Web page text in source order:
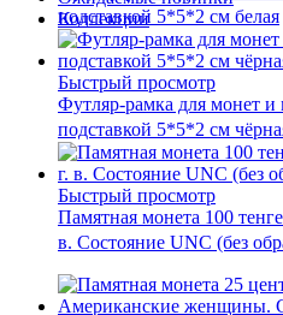
Коллекции
подставкой 5*5*2 см белая
Быстрый просмотр
Футляр-рамка для монет и
подставкой 5*5*2 см
Быстрый просмотр
Памятная монета 100
в. Состояние UNC (без